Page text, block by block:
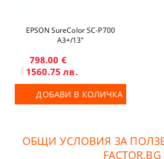
EPSON SureColor SC-P700
A3+/13"
798.00 €
1560.75 лв.
ДОБАВИ В КОЛИЧКА
ОБЩИ УСЛОВИЯ ЗА
FACTOR.BG